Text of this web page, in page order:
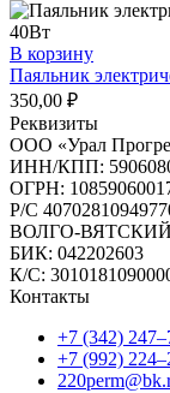
В корзину
Паяльник
350,00 ₽
Реквизиты
ООО «Урал
ИНН/КПП:
ОГРН:
Р/C
ВОЛГО-
БИК: 042202603
К/С:
Контакты
+7 (342)
+7 (992)